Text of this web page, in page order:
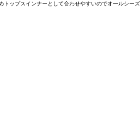
ップスインナーとして合わせやすいのでオールシー